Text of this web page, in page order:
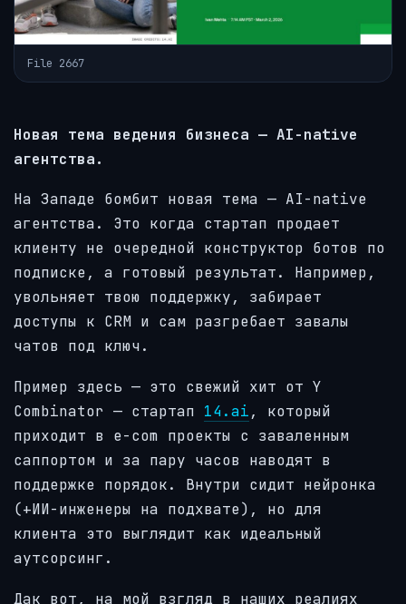
File 2667
Новая тема ведения бизнеса — AI-native
агентства.
На Западе бомбит новая тема — AI-native
агентства. Это когда стартап продает
клиенту не очередной конструктор ботов по
подписке, а готовый результат. Например,
увольняет твою поддержку, забирает
доступы к CRM и сам разгребает завалы
чатов под ключ.
Пример здесь — это свежий хит от Y
Combinator — стартап 14.ai, который
приходит в e-com проекты с заваленным
саппортом и за пару часов наводят в
поддержке порядок. Внутри сидит нейронка
(+ИИ-инженеры на подхвате), но для
клиента это выглядит как идеальный
аутсорсинг.
Дак вот, на мой взгляд в наших реалиях